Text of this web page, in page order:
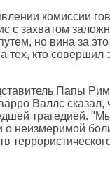
комиссии
с захватом
но вина за
тех, кто совершил
Папы
Валлс сказал,
трагедией.
о неизмеримой